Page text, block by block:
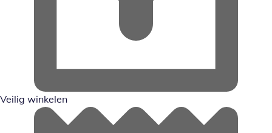
Veilig winkelen